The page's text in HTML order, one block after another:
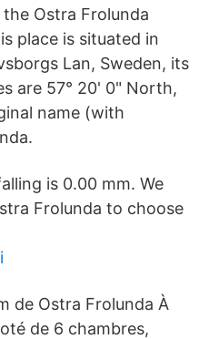
Ostra Frolunda
place is situated in
Lan, Sweden, its
are 57° 20' 0" North,
name (with
is 0.00 mm. We
Frolunda to choose
de Ostra Frolunda À
de 6 chambres,